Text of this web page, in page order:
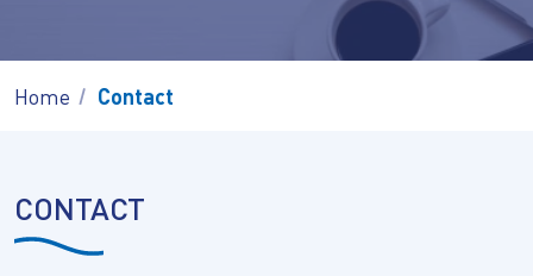
Home Contact
CONTACT